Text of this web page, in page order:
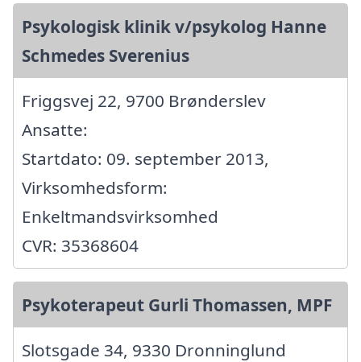
Psykologisk klinik v/psykolog Hanne
Schmedes Sverenius
Friggsvej 22, 9700 Brønderslev
Ansatte:
Startdato: 09. september 2013,
Virksomhedsform:
Enkeltmandsvirksomhed
CVR: 35368604
Psykoterapeut Gurli Thomassen, MPF
Slotsgade 34, 9330 Dronninglund